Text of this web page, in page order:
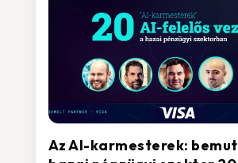
Az AI-karmesterek: